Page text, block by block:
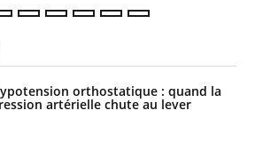
orthostatique : quand la
artérielle chute au lever